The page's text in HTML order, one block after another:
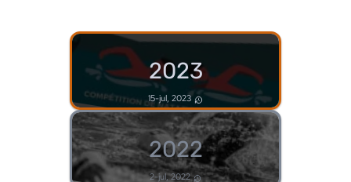
2023
15-jul, 2023
2022
2-jul, 2022